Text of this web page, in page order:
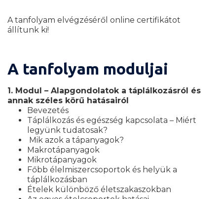
A tanfolyam elvégzéséről online certifikátot
állítunk ki!
A tanfolyam moduljai
1. Modul – Alapgondolatok a táplálkozásról és
annak széles körű hatásairól
Bevezetés
Táplálkozás és egészség kapcsolata – Miért
legyünk tudatosak?
Mik azok a tápanyagok?
Makrotápanyagok
Mikrotápanyagok
Főbb élelmiszercsoportok és helyük a
táplálkozásban
Ételek különböző életszakaszokban